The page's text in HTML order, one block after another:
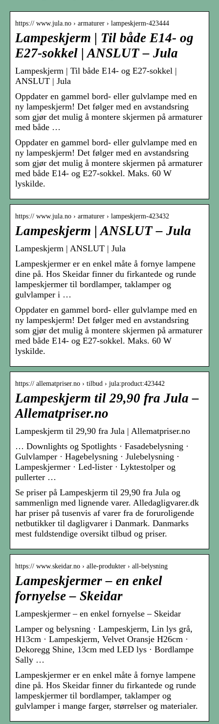
https:// www.jula.no › armaturer › lampeskjerm-423444
Lampeskjerm | Til både E14- og
E27-sokkel | ANSLUT – Jula
Lampeskjerm | Til både E14- og E27-sokkel |
ANSLUT | Jula
Oppdater en gammel bord- eller gulvlampe med en
ny lampeskjerm! Det følger med en avstandsring
som gjør det mulig å montere skjermen på armaturer
med både …
Oppdater en gammel bord- eller gulvlampe med en
ny lampeskjerm! Det følger med en avstandsring
som gjør det mulig å montere skjermen på armaturer
med både E14- og E27-sokkel. Maks. 60 W
lyskilde.
https:// www.jula.no › armaturer › lampeskjerm-423432
Lampeskjerm | ANSLUT – Jula
Lampeskjerm | ANSLUT | Jula
Lampeskjermer er en enkel måte å fornye lampene
dine på. Hos Skeidar finner du firkantede og runde
lampeskjermer til bordlamper, taklamper og
gulvlamper i …
Oppdater en gammel bord- eller gulvlampe med en
ny lampeskjerm! Det følger med en avstandsring
som gjør det mulig å montere skjermen på armaturer
med både E14- og E27-sokkel. Maks. 60 W
lyskilde.
https:// allematpriser.no › tilbud › jula:product:423442
Lampeskjerm til 29,90 fra Jula –
Allematpriser.no
Lampeskjerm til 29,90 fra Jula | Allematpriser.no
… Downlights og Spotlights · Fasadebelysning ·
Gulvlamper · Hagebelysning · Julebelysning ·
Lampeskjermer · Led-lister · Lyktestolper og
pullerter …
Se priser på Lampeskjerm til 29,90 fra Jula og
sammenlign med lignende varer. Alledagligvarer.dk
har priser på tusenvis af varer fra de foruroligende
netbutikker til dagligvarer i Danmark. Danmarks
mest fuldstendige oversikt tilbud og priser.
https:// www.skeidar.no › alle-produkter › all-belysning
Lampeskjermer – en enkel
fornyelse – Skeidar
Lampeskjermer – en enkel fornyelse – Skeidar
Lamper og belysning · Lampeskjerm, Lin lys grå,
H13cm · Lampeskjerm, Velvet Oransje H26cm ·
Dekoregg Shine, 13cm med LED lys · Bordlampe
Sally …
Lampeskjermer er en enkel måte å fornye lampene
dine på. Hos Skeidar finner du firkantede og runde
lampeskjermer til bordlamper, taklamper og
gulvlamper i mange farger, størrelser og materialer.